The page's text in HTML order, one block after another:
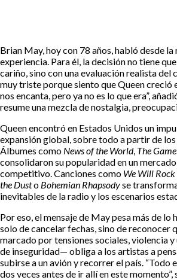
Brian May, hoy con 78 años, habló desde
experiencia. Para él, la decisión no tiene
cariño, sino con una evaluación realista del
muy triste porque siento que Queen creció
nos encanta, pero ya no es lo que era”,
resume una mezcla de nostalgia,
Queen encontró en Estados Unidos un
expansión global, sobre todo a partir de los
Álbumes como News of the World, The Game
consolidaron su popularidad en un
competitivo. Canciones como We Will Rock
the Dusto Bohemian Rhapsodyse
inevitables de la radio y los escenarios
Por eso, el mensaje de May pesa más de
solo de cancelar fechas, sino de reconocer
marcado por tensiones sociales, violencia y
de inseguridad— obliga a los artistas a
subirse a un avión y recorrer el país. “Todo
dos veces antes de ir allí en este